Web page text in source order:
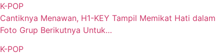
K-POP
Cantiknya Menawan, H1-KEY Tampil Memikat Hati dalam
Foto Grup Berikutnya Untuk…
K-POP